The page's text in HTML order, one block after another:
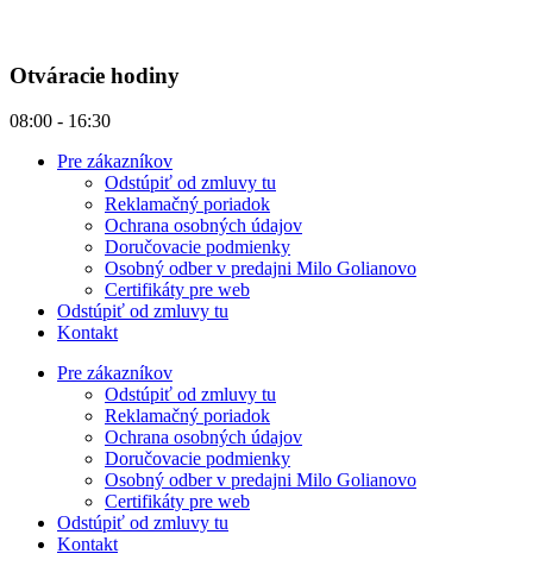
Otváracie hodiny
08:00 - 16:30
Pre zákazníkov
Odstúpiť od zmluvy tu
Reklamačný poriadok
Ochrana osobných údajov
Doručovacie podmienky
Osobný odber v predajni Milo Golianovo
Certifikáty pre web
Odstúpiť od zmluvy tu
Kontakt
Pre zákazníkov
Odstúpiť od zmluvy tu
Reklamačný poriadok
Ochrana osobných údajov
Doručovacie podmienky
Osobný odber v predajni Milo Golianovo
Certifikáty pre web
Odstúpiť od zmluvy tu
Kontakt